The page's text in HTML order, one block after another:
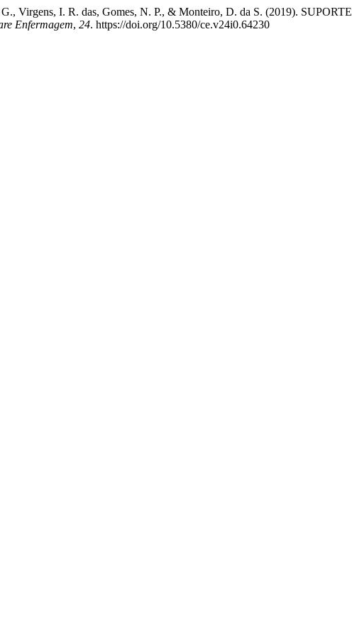
Virgens, I. R. das, Gomes, N. P., & Monteiro, D. da S. (2019).
Enfermagem, 24. https://doi.org/10.5380/ce.v24i0.64230